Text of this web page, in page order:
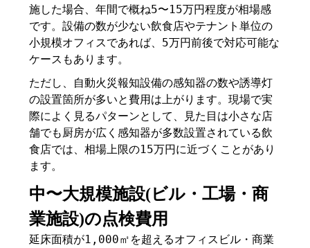
施した場合、年間で概ね5〜15万円程度が相場感
です。設備の数が少ない飲食店やテナント単位の
小規模オフィスであれば、5万円前後で対応可能な
ケースもあります。
ただし、自動火災報知設備の感知器の数や誘導灯
の設置箇所が多いと費用は上がります。現場で実
際によく見るパターンとして、見た目は小さな店
舗でも厨房が広く感知器が多数設置されている飲
食店では、相場上限の15万円に近づくことがあり
ます。
中〜大規模施設(ビル・工場・商
業施設)の点検費用
延床面積が1,000㎡を超えるオフィスビル・商業